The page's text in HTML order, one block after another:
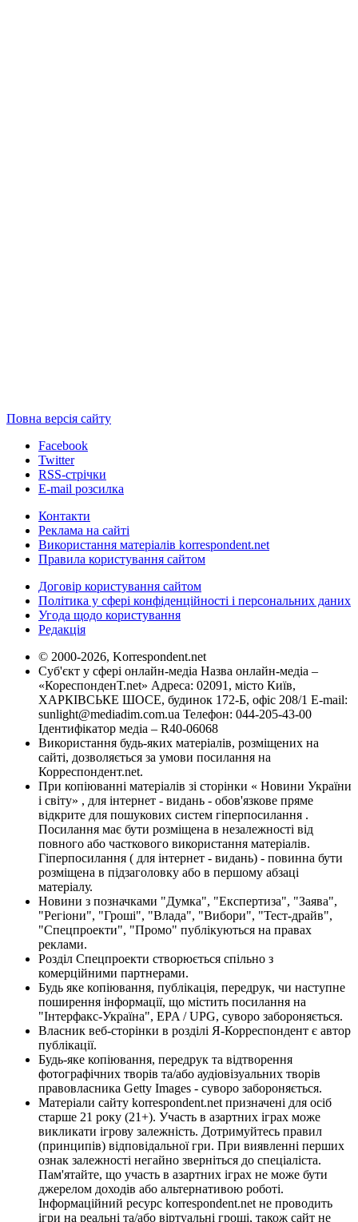
Повна версія сайту
Facebook
Twitter
RSS-стрічки
E-mail розсилка
Контакти
Реклама на сайті
Використання матеріалів korrespondent.net
Правила користування сайтом
Договір користування сайтом
Політика у сфері конфіденційності і персональних даних
Угода щодо користування
Редакція
© 2000-2026, Korrespondent.net
Суб'єкт у сфері онлайн-медіа Назва онлайн-медіа –
«КореспонденТ.net» Адреса: 02091, місто Київ,
ХАРКІВСЬКЕ ШОСЕ, будинок 172-Б, офіс 208/1 E-mail:
sunlight@mediadim.com.ua Телефон: 044-205-43-00
Ідентифікатор медіа – R40-06068
Використання будь-яких матеріалів, розміщених на
сайті, дозволяється за умови посилання на
Корреспондент.net.
При копіюванні матеріалів зі сторінки « Новини України
і світу» , для інтернет - видань - обов'язкове пряме
відкрите для пошукових систем гіперпосилання .
Посилання має бути розміщена в незалежності від
повного або часткового використання матеріалів.
Гіперпосилання ( для інтернет - видань) - повинна бути
розміщена в підзаголовку або в першому абзаці
матеріалу.
Новини з позначками "Думка", "Експертиза", "Заява",
"Регіони", "Гроші", "Влада", "Вибори", "Тест-драйв",
"Спецпроекти", "Промо" публікуються на правах
реклами.
Розділ Спецпроекти створюється спільно з
комерційними партнерами.
Будь яке копіювання, публікація, передрук, чи наступне
поширення інформації, що містить посилання на
"Інтерфакс-Україна", EPA / UPG, суворо забороняється.
Власник веб-сторінки в розділі Я-Корреспондент є автор
публікації.
Будь-яке копіювання, передрук та відтворення
фотографічних творів та/або аудіовізуальних творів
правовласника Getty Images - суворо забороняється.
Матеріали сайту korrespondent.net призначені для осіб
старше 21 року (21+). Участь в азартних іграх може
викликати ігрову залежність. Дотримуйтесь правил
(принципів) відповідальної гри. При виявленні перших
ознак залежності негайно зверніться до спеціаліста.
Пам'ятайте, що участь в азартних іграх не може бути
джерелом доходів або альтернативою роботі.
Інформаційний ресурс korrespondent.net не проводить
ігри на реальні та/або віртуальні гроші, також сайт не